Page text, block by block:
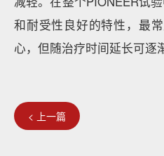
和耐受性良好的特性，最
心，但随治疗时间延长可逐
< 上一篇